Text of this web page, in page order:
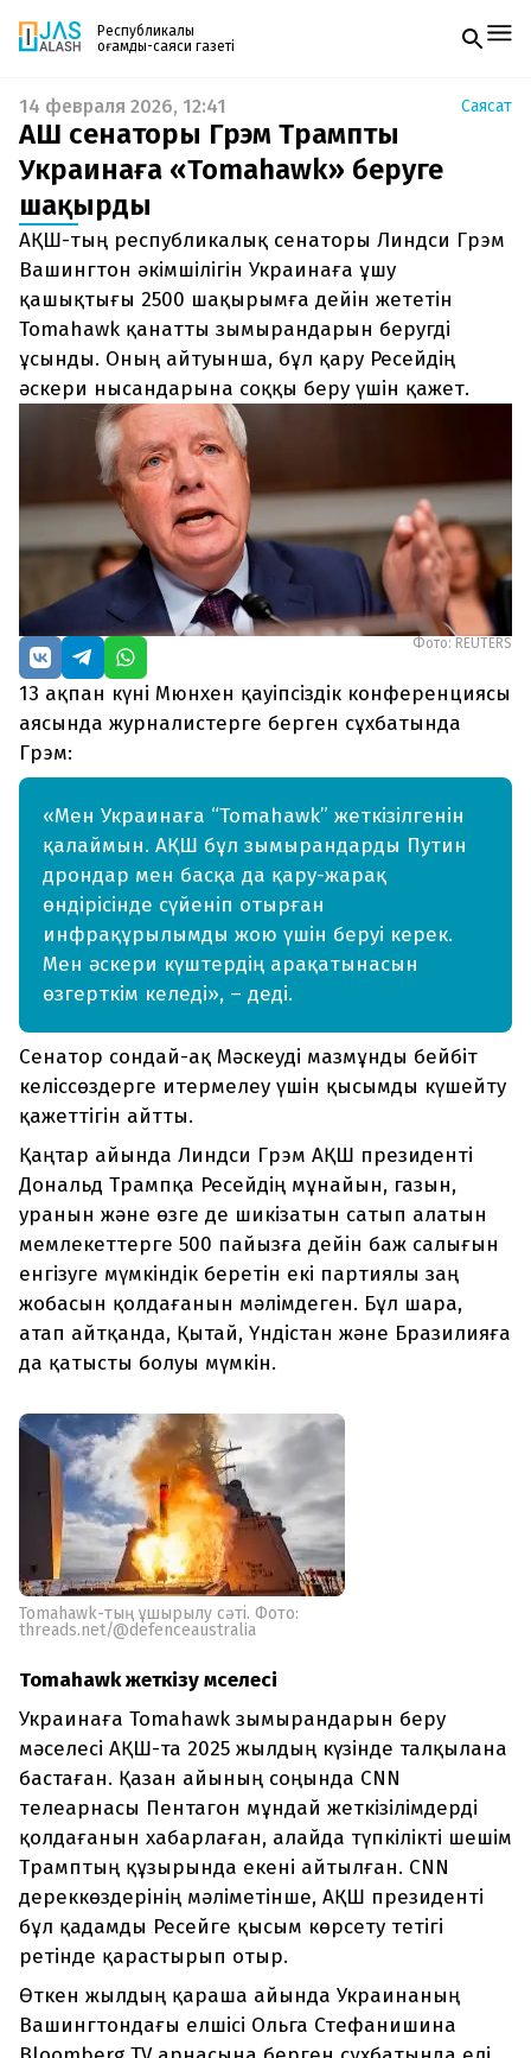
Республикалық
қоғамдық-саяси газеті
Жаңалықтар
Спорт
Live
Руханият
Аймақ
Архив
Заң және тәртіп
Редакциямен байланыс
+7 708 604 51 06
Жарнама бөлімі
+7 701 220 64 52
Пошта
zhasalash100@gmail.com
Газетке жазылу
PDF форматтағы газетті ай сайын электронды
поштаңызға алып отырыңыз. Жаңа нөмір
шыққан сәтте сізге бірден жіберіледі. Тек email
енгізіңіз, біз қалғанын өзіміз жібереміз.
14 февраля 2026, 12:41 Саясат
АҚШ сенаторы Грэм Трампты
Украинаға «Tomahawk» беруге
шақырды
АҚШ-тың республикалық сенаторы Линдси Грэм
Вашингтон әкімшілігін Украинаға ұшу
қашықтығы 2500 шақырымға дейін жететін
Tomahawk қанатты зымырандарын беругді
ұсынды. Оның айтуынша, бұл қару Ресейдің
әскери нысандарына соққы беру үшін қажет.
Фото: REUTERS
13 ақпан күні Мюнхен қауіпсіздік конференциясы
аясында журналистерге берген сұхбатында
Грэм:
«Мен Украинаға “Tomahawk” жеткізілгенін
қалаймын. АҚШ бұл зымырандарды Путин
дрондар мен басқа да қару-жарақ
өндірісінде сүйеніп отырған
инфрақұрылымды жою үшін беруі керек.
Мен әскери күштердің арақатынасын
өзгерткім келеді», – деді.
Сенатор сондай-ақ Мәскеуді мазмұнды бейбіт
келіссөздерге итермелеу үшін қысымды күшейту
қажеттігін айтты.
Қаңтар айында Линдси Грэм АҚШ президенті
Дональд Трампқа Ресейдің мұнайын, газын,
уранын және өзге де шикізатын сатып алатын
мемлекеттерге 500 пайызға дейін баж салығын
енгізуге мүмкіндік беретін екі партиялы заң
жобасын қолдағанын мәлімдеген. Бұл шара,
атап айтқанда, Қытай, Үндістан және Бразилияға
да қатысты болуы мүмкін.
Tomahawk-тың ұшырылу сәті. Фото:
threads.net/@defenceaustralia
Tomahawk жеткізу мәселесі
Украинаға Tomahawk зымырандарын беру
мәселесі АҚШ-та 2025 жылдың күзінде талқылана
бастаған. Қазан айының соңында CNN
телеарнасы Пентагон мұндай жеткізілімдерді
қолдағанын хабарлаған, алайда түпкілікті шешім
Трамптың құзырында екені айтылған. CNN
дереккөздерінің мәліметінше, АҚШ президенті
бұл қадамды Ресейге қысым көрсету тетігі
ретінде қарастырып отыр.
Өткен жылдың қараша айында Украинаның
Вашингтондағы елшісі Ольга Стефанишина